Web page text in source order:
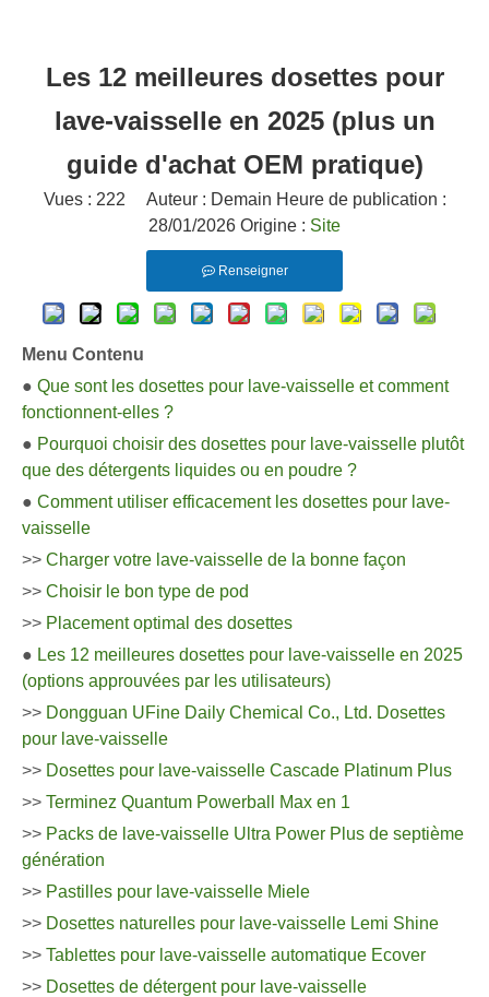
Les 12 meilleures dosettes pour
lave-vaisselle en 2025 (plus un
guide d'achat OEM pratique)
Vues : 222 Auteur : Demain Heure de publication :
28/01/2026 Origine : Site
Renseigner
Menu Contenu
● Que sont les dosettes pour lave-vaisselle et comment
fonctionnent-elles ?
● Pourquoi choisir des dosettes pour lave-vaisselle plutôt
que des détergents liquides ou en poudre ?
● Comment utiliser efficacement les dosettes pour lave-
vaisselle
>> Charger votre lave-vaisselle de la bonne façon
>> Choisir le bon type de pod
>> Placement optimal des dosettes
● Les 12 meilleures dosettes pour lave-vaisselle en 2025
(options approuvées par les utilisateurs)
>> Dongguan UFine Daily Chemical Co., Ltd. Dosettes
pour lave-vaisselle
>> Dosettes pour lave-vaisselle Cascade Platinum Plus
>> Terminez Quantum Powerball Max en 1
>> Packs de lave-vaisselle Ultra Power Plus de septième
génération
>> Pastilles pour lave-vaisselle Miele
>> Dosettes naturelles pour lave-vaisselle Lemi Shine
>> Tablettes pour lave-vaisselle automatique Ecover
>> Dosettes de détergent pour lave-vaisselle